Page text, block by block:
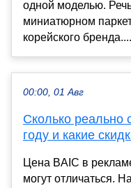
одной моделью.
миниатюрном
корейского бренда....
00:00, 01 Авг
Сколько реально
году и какие
Цена BAIC в
могут отличаться.